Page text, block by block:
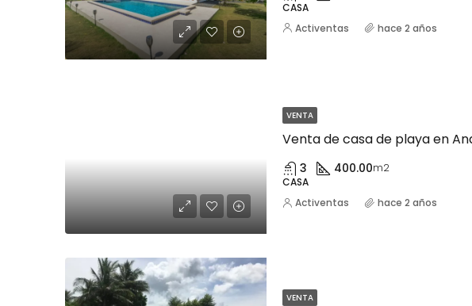
CASA
Activentas hace 2 años
VENTA
3 400.00m2
CASA
Activentas hace 2 años
VENTA